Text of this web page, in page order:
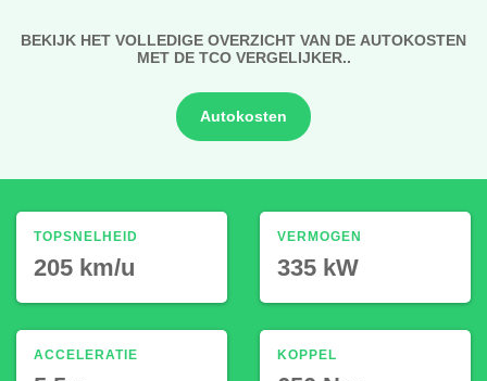
BEKIJK HET VOLLEDIGE OVERZICHT VAN DE AUTOKOSTEN
MET DE TCO VERGELIJKER..
Autokosten
TOPSNELHEID
205 km/u
ACCELERATIE
VERMOGEN
335 kW
KOPPEL